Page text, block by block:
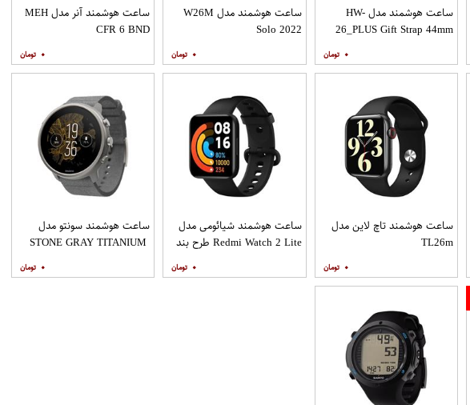
ساعت هوشمند مدل HW-
26_PLUS Gift Strap 44mm
۰
ساعت هوشمند مدل W26M
Solo 2022
۰
ساعت هوشمند آنر مدل MEH
CFR 6 BND
۰
ساعت هوشمند تاچ لاین مدل
TL26m
۰
ساعت هوشمند شیائومی مدل
Redmi Watch 2 Lite طرح بند
۰
ساعت هوشمند سونتو مدل
۰